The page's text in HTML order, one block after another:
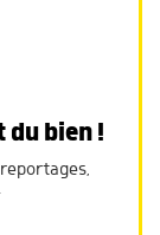
bien !